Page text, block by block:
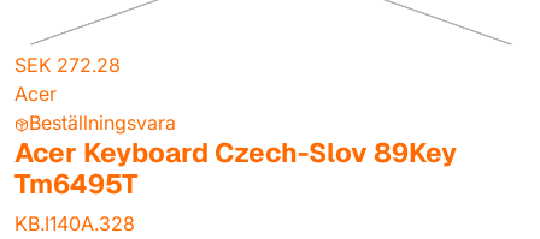
SEK 272.28
Acer
Beställningsvara
Acer Keyboard Czech-Slov 89Key
Tm6495T
KB.I140A.328